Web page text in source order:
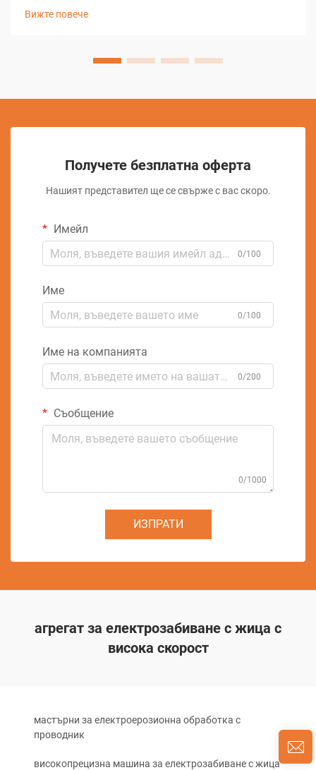
Вижте повече
Получете безплатна оферта
Нашият представител ще се свърже с вас скоро.
Имейл
0/100
Име
0/100
Име на компанията
0/200
Съобщение
0/1000
ИЗПРАТИ
агрегат за електрозабиване с жица с
висока скорост
мастърни за електроерозионна обработка с
проводник
високопрецизна машина за електрозабиване с жица